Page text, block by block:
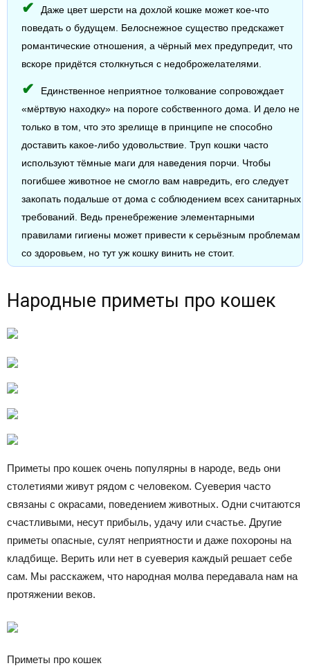
Даже цвет шерсти на дохлой кошке может кое-что
поведать о будущем. Белоснежное существо предскажет
романтические отношения, а чёрный мех предупредит, что
вскоре придётся столкнуться с недоброжелателями.
Единственное неприятное толкование сопровождает
«мёртвую находку» на пороге собственного дома. И дело не
только в том, что это зрелище в принципе не способно
доставить какое-либо удовольствие. Труп кошки часто
используют тёмные маги для наведения порчи. Чтобы
погибшее животное не смогло вам навредить, его следует
закопать подальше от дома с соблюдением всех санитарных
требований. Ведь пренебрежение элементарными
правилами гигиены может привести к серьёзным проблемам
со здоровьем, но тут уж кошку винить не стоит.
Народные приметы про кошек
Приметы про кошек очень популярны в народе, ведь они
столетиями живут рядом с человеком. Суеверия часто
связаны с окрасами, поведением животных. Одни считаются
счастливыми, несут прибыль, удачу или счастье. Другие
приметы опасные, сулят неприятности и даже похороны на
кладбище. Верить или нет в суеверия каждый решает себе
сам. Мы расскажем, что народная молва передавала нам на
протяжении веков.
Приметы про кошек